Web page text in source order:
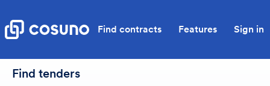
Find contracts Features Sign in
Find tenders